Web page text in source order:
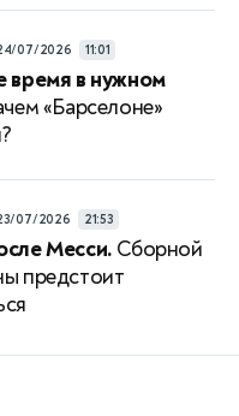
07/2026 11:01
время в нужном
«Барселоне»
07/2026 21:53
Месси. Сборной
предстоит